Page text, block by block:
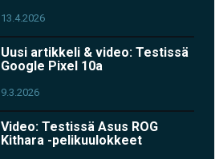
13.4.2026
Uusi artikkeli & video: Testissä
Google Pixel 10a
9.3.2026
Video: Testissä Asus ROG
Kithara -pelikuulokkeet